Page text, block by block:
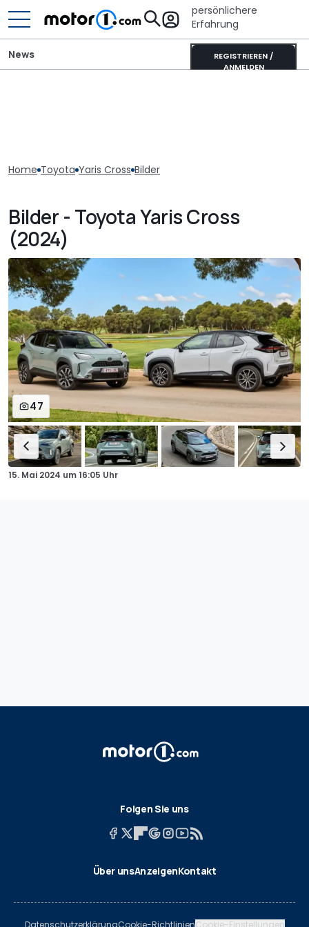
persönlichere
Erfahrung
REGISTRIEREN /
ANMELDEN
News
Home Toyota Yaris Cross Bilder
Bilder - Toyota Yaris Cross
(2024)
47
15. Mai 2024 um16:05 Uhr
Folgen Sie uns
Über unsAnzeigenKontakt